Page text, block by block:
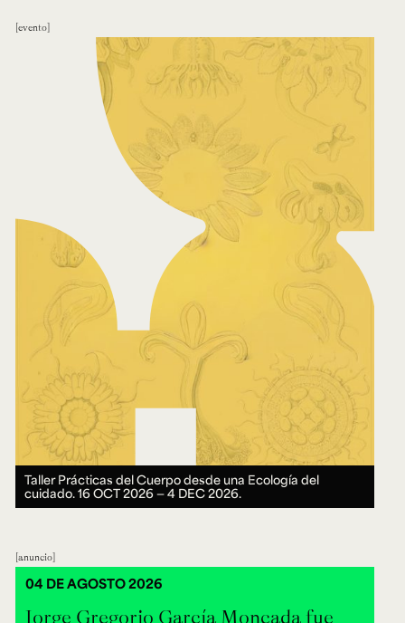
evento
Taller Prácticas del Cuerpo desde una Ecología del
cuidado.16 OCT 2026 ― 4 DEC 2026.
anuncio
Jorge Gregorio García Moncada fue
04 DE AGOSTO 2026